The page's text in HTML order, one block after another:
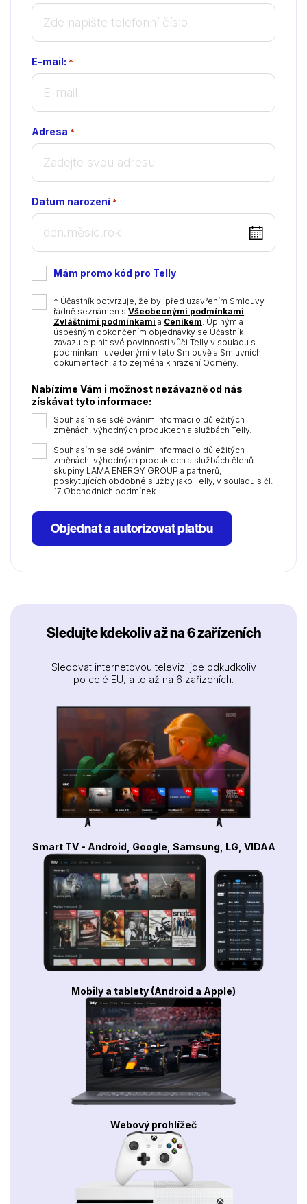
E-mail: *
Adresa *
Datum narození *
DD
dot
MM
dot
YYYY
Mám promo kód pro Telly
* Účastník potvrzuje, že byl před uzavřením Smlouvy
řádně seznámen s Všeobecnými podmínkami,
Zvláštními podmínkami a Ceníkem. Úplným a
úspěšným dokončením objednávky se Účastník
zavazuje plnit své povinnosti vůči Telly v souladu s
podmínkami uvedenými v této Smlouvě a Smluvních
dokumentech, a to zejména k hrazení Odměny.
Nabízíme Vám i možnost nezávazně od nás
získávat tyto informace:
Souhlasím se sdělováním informací o důležitých
změnách, výhodných produktech a službách Telly.
Souhlasím se sdělováním informací o důležitých
změnách, výhodných produktech a službách členů
skupiny LAMA ENERGY GROUP a partnerů,
poskytujících obdobné služby jako Telly, v souladu s čl.
17 Obchodních podmínek.
Objednat a autorizovat platbu
Sledujte kdekoliv až na 6 zařízeních
Sledovat internetovou televizi jde odkudkoliv
po celé EU, a to až na 6 zařízeních.
Smart TV - Android, Google, Samsung, LG, VIDAA
Mobily a tablety (Android a Apple)
Webový prohlížeč